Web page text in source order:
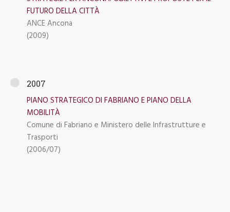
FUTURO DELLA CITTÀ
ANCE Ancona
(2009)
2007
PIANO STRATEGICO DI FABRIANO E PIANO DELLA
MOBILITÀ
Comune di Fabriano e Ministero delle Infrastrutture e
Trasporti
(2006/07)